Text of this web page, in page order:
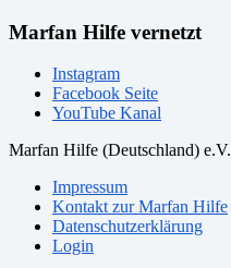
Marfan Hilfe vernetzt
Instagram
Facebook Seite
YouTube Kanal
Marfan Hilfe (Deutschland) e.V.
Impressum
Kontakt zur Marfan Hilfe
Datenschutzerklärung
Login